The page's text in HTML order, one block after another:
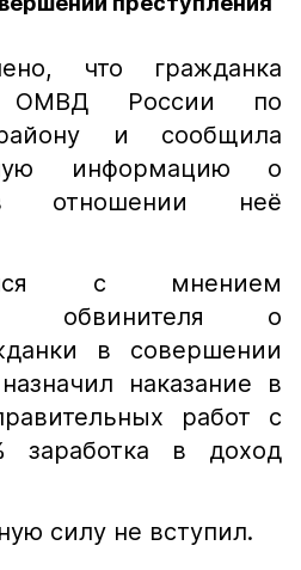
что гражданка
ОМВД России по
и сообщила
информацию о
отношении неё
с мнением
обвинителя о
в совершении
наказание в
работ с
заработка в доход
силу не вступил.